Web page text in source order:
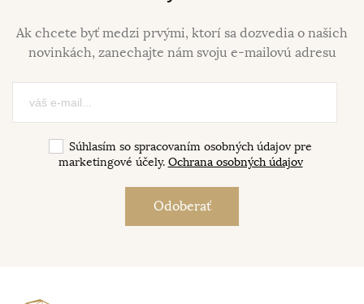
Ak chcete byť medzi prvými, ktorí sa dozvedia o našich
novinkách, zanechajte nám svoju e-mailovú adresu
Súhlasím so spracovaním osobných údajov pre
marketingové účely. Ochrana osobných údajov